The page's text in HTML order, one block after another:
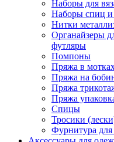
Наборы для
Наборы спиц и
Нитки
Органайзеры
футляры
Помпоны
Пряжа в
Пряжа на
Пряжа
Пряжа
Спицы
Тросики
Фурнитура